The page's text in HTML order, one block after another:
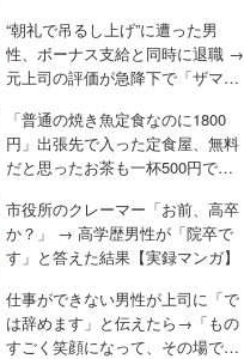
“朝礼で吊るし上げ”に遭った男
性、ボーナス支給と同時に退職 →
元上司の評価が急降下で「ザマア
「普通の焼き魚定食なのに1800
円」出張先で入った定食屋、無料
だと思ったお茶も一杯500円でモ
市役所のクレーマー「お前、高卒
か？」 → 高学歴男性が「院卒で
す」と答えた結果【実録マンガ】
仕事ができない男性が上司に「で
は辞めます」と伝えたら→「もの
すごく笑顔になって、その場で退